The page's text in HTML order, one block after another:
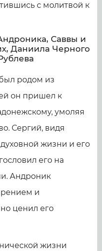
с молитвой к
Саввы и
Даниила Черного
родом из
он пришел к
умоляя
Сергий, видя
жизни и его
его на
Андроник
и
ценил его
жизни